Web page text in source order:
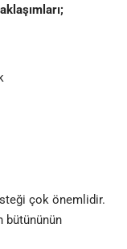
çok önemlidir.
bütününün